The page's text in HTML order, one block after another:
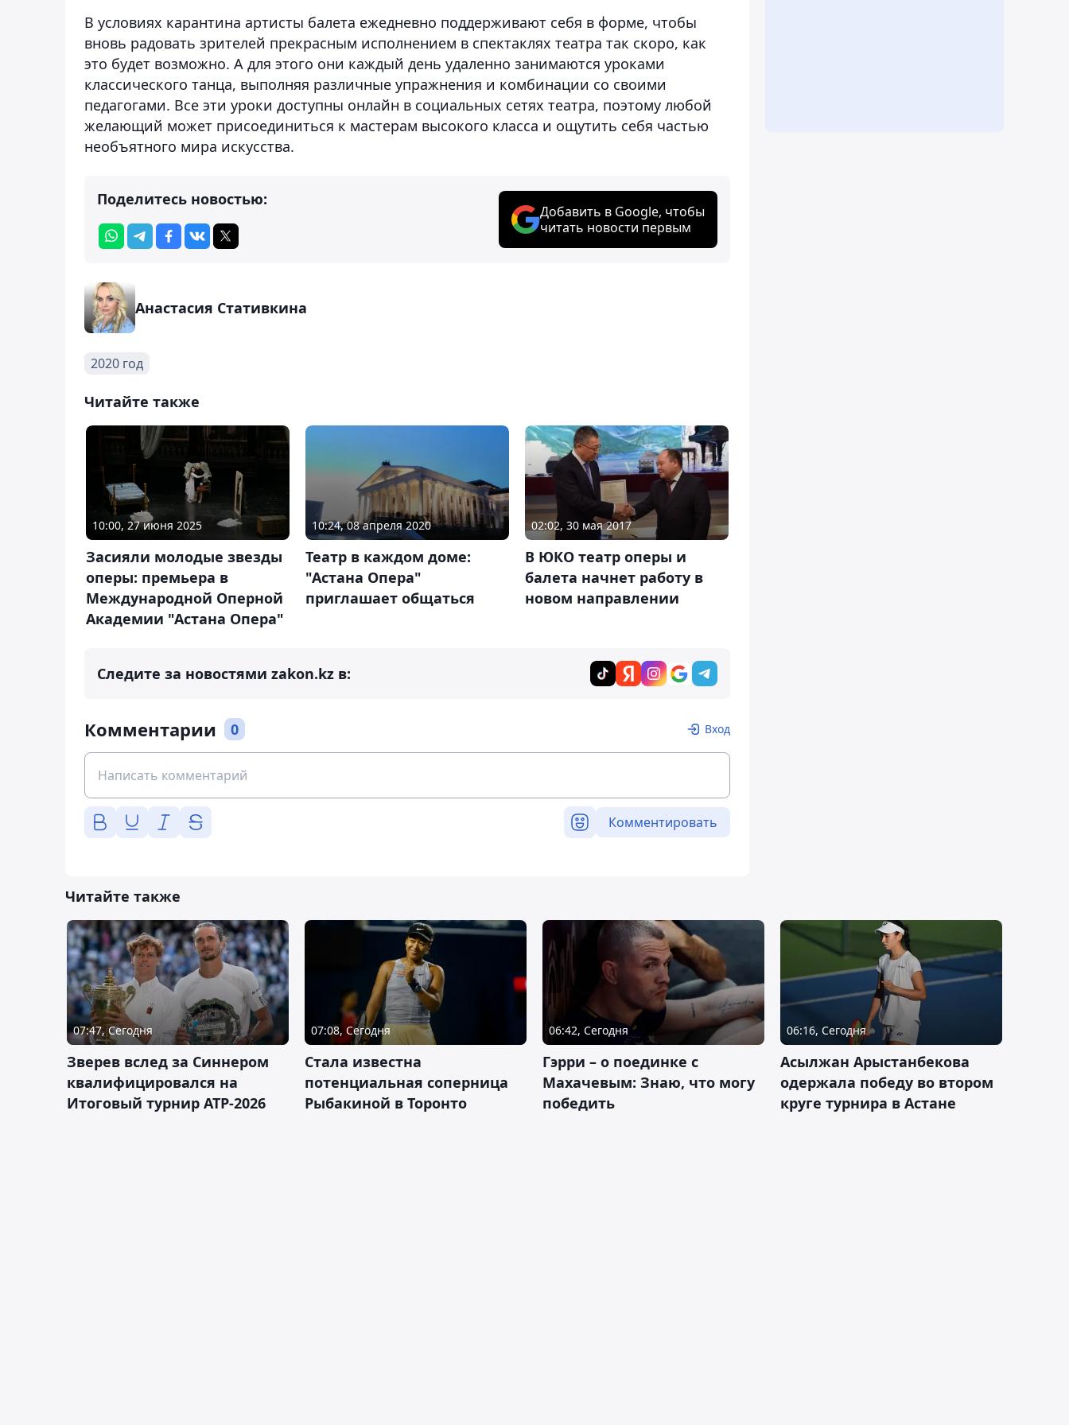
В условиях карантина артисты балета ежедневно поддерживают себя в форме, чтобы
вновь радовать зрителей прекрасным исполнением в спектаклях театра так скоро, как
это будет возможно. А для этого они каждый день удаленно занимаются уроками
классического танца, выполняя различные упражнения и комбинации со своими
педагогами. Все эти уроки доступны онлайн в социальных сетях театра, поэтому любой
желающий может присоединиться к мастерам высокого класса и ощутить себя частью
необъятного мира искусства.
Поделитесь новостью:
Добавить в Google, чтобы
читать новости первым
Анастасия Стативкина
2020 год
Читайте также
10:00, 27 июня 2025
Засияли молодые звезды
оперы: премьера в
Международной Оперной
Академии "Астана Опера"
10:24, 08 апреля 2020
Театр в каждом доме:
"Астана Опера"
приглашает общаться
02:02, 30 мая 2017
В ЮКО театр оперы и
балета начнет работу в
новом направлении
Следите за новостями zakon.kz в:
Комментарии 0 Вход
Комментировать
Читайте также
07:47, Сегодня
Зверев вслед за Синнером
квалифицировался на
Итоговый турнир ATP-2026
07:08, Сегодня
Cтала известна
потенциальная соперница
Рыбакиной в Торонто
06:42, Сегодня
Гэрри – о поединке с
Махачевым: Знаю, что могу
победить
06:16, Сегодня
Асылжан Арыстанбекова
одержала победу во втором
круге турнира в Астане